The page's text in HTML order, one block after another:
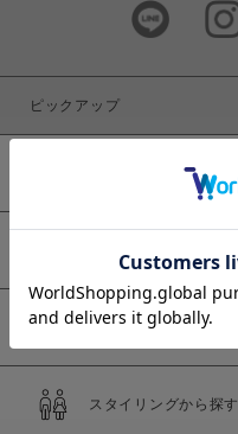
ピックアップ
予約商品
スタイリングから探す